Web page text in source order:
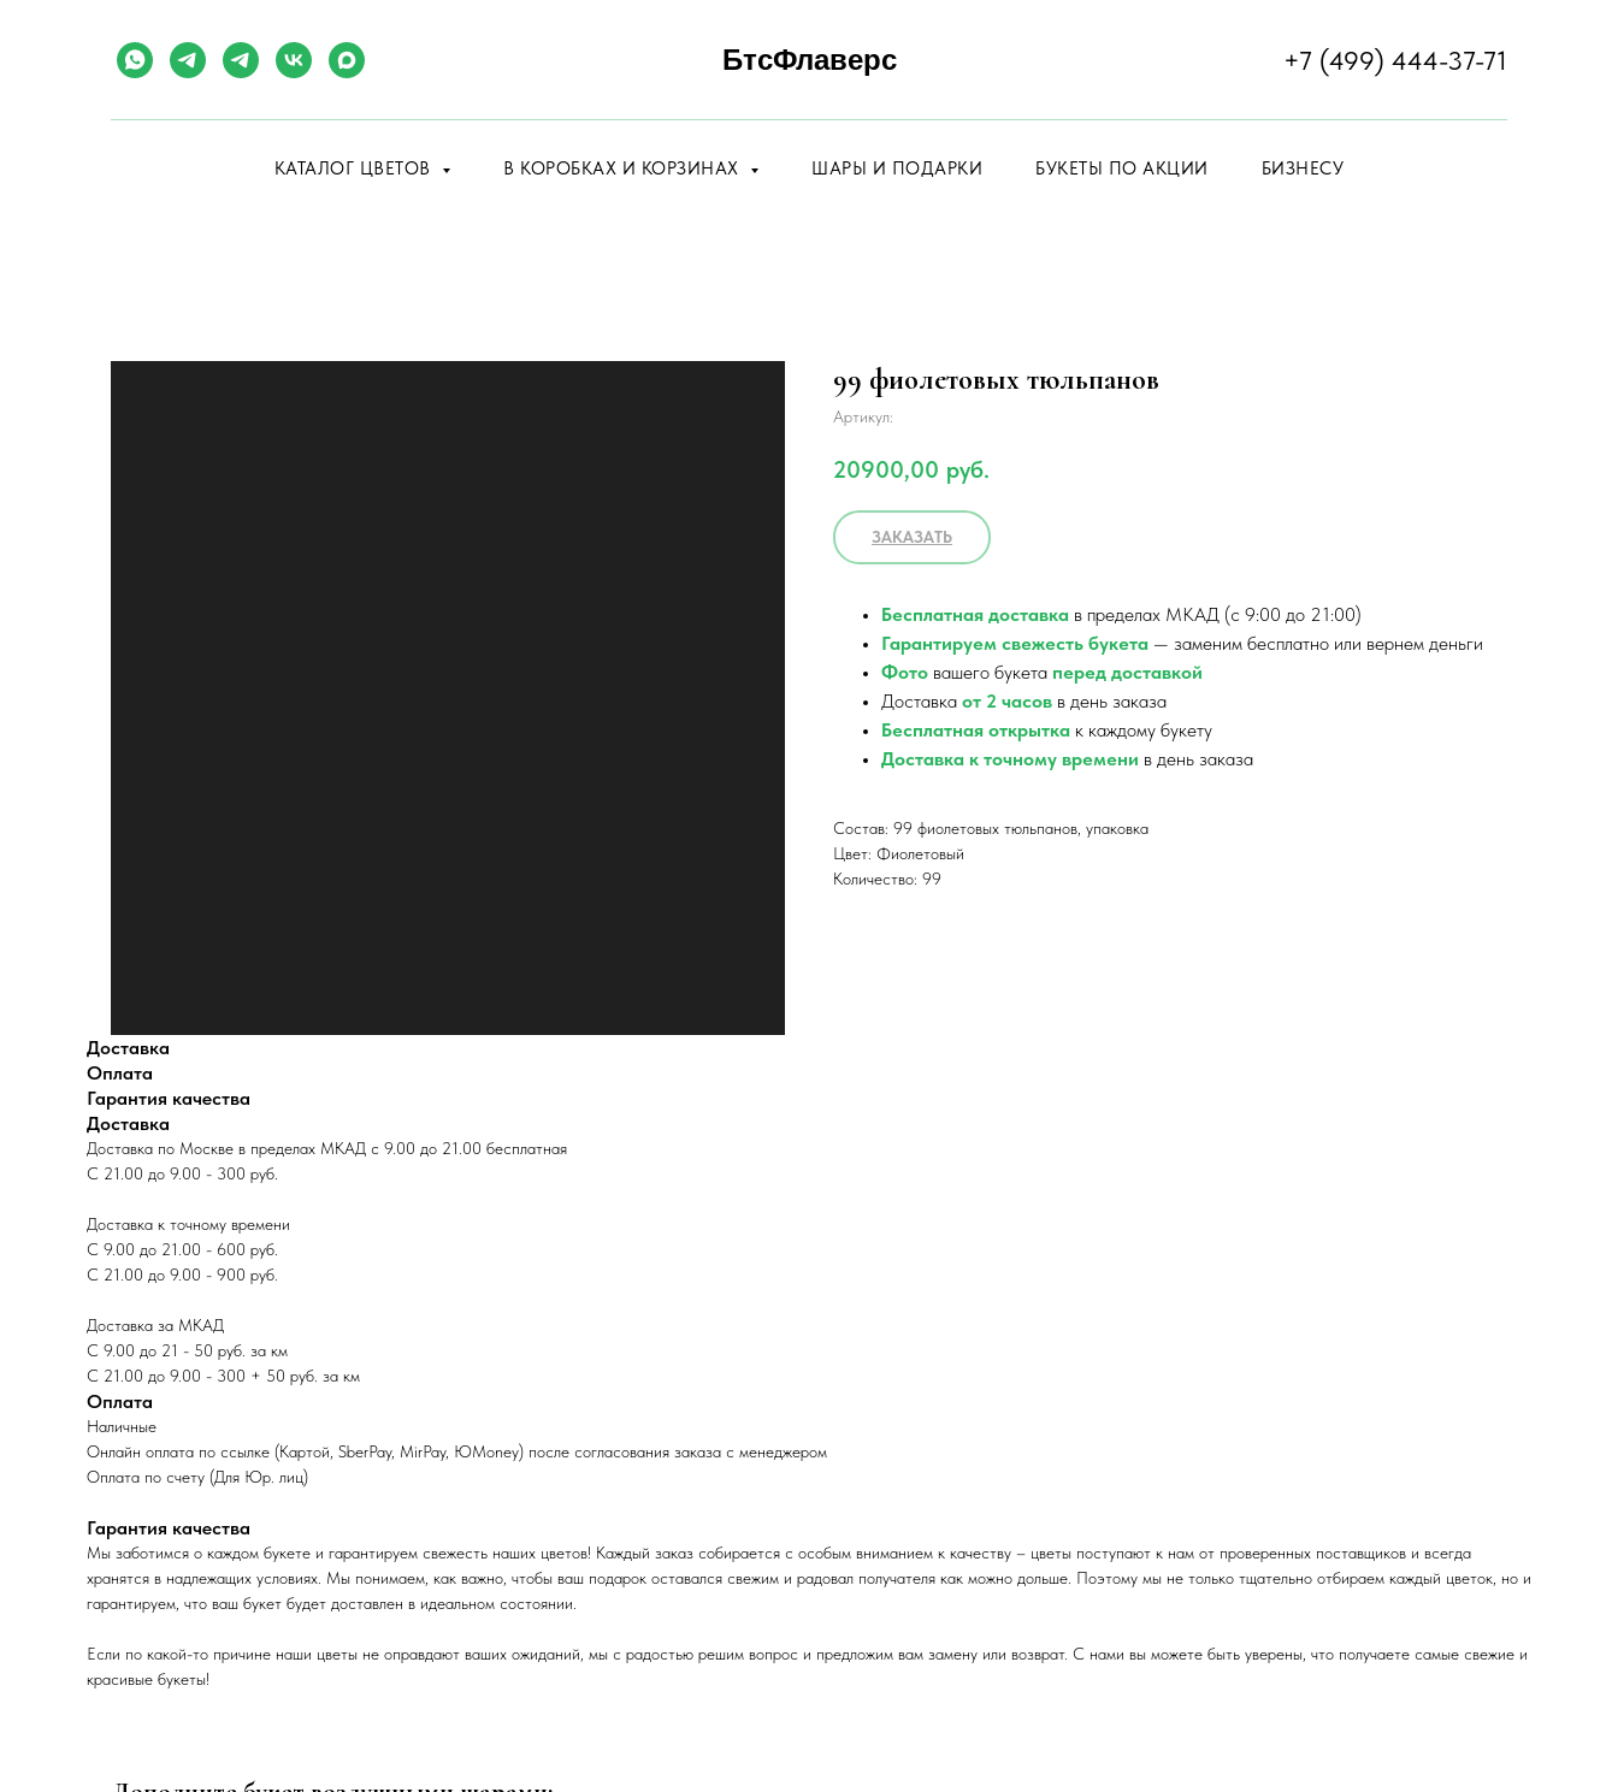
БтсФлаверс +7 (499) 444-37-71
КАТАЛОГ ЦВЕТОВ В КОРОБКАХ И КОРЗИНАХ ШАРЫ И ПОДАРКИ БУКЕТЫ ПО АКЦИИ БИЗНЕСУ
99 фиолетовых тюльпанов
Артикул:
20900,00 руб.
ЗАКАЗАТЬ
Бесплатная доставка в пределах МКАД (с 9:00 до 21:00)
Гарантируем свежесть букета — заменим бесплатно или вернем деньги
Фото вашего букета перед доставкой
Доставка от 2 часов в день заказа
Бесплатная открытка к каждому букету
Доставка к точному времени в день заказа
Состав: 99 фиолетовых тюльпанов, упаковка
Цвет: Фиолетовый
Количество: 99
Доставка
Оплата
Гарантия качества
Доставка
Доставка по Москве в пределах МКАД с 9.00 до 21.00 бесплатная
С 21.00 до 9.00 - 300 руб.
Доставка к точному времени
С 9.00 до 21.00 - 600 руб.
С 21.00 до 9.00 - 900 руб.
Доставка за МКАД
С 9.00 до 21 - 50 руб. за км
С 21.00 до 9.00 - 300 + 50 руб. за км
Оплата
Наличные
Онлайн оплата по ссылке (Картой, SberPay, MirPay, ЮMoney) после согласования заказа с менеджером
Оплата по счету (Для Юр. лиц)
Гарантия качества
Мы заботимся о каждом букете и гарантируем свежесть наших цветов! Каждый заказ собирается с особым вниманием к качеству – цветы поступают к нам от проверенных поставщиков и всегда
хранятся в надлежащих условиях. Мы понимаем, как важно, чтобы ваш подарок оставался свежим и радовал получателя как можно дольше. Поэтому мы не только тщательно отбираем каждый цветок, но и
гарантируем, что ваш букет будет доставлен в идеальном состоянии.
Если по какой-то причине наши цветы не оправдают ваших ожиданий, мы с радостью решим вопрос и предложим вам замену или возврат. С нами вы можете быть уверены, что получаете самые свежие и
красивые букеты!